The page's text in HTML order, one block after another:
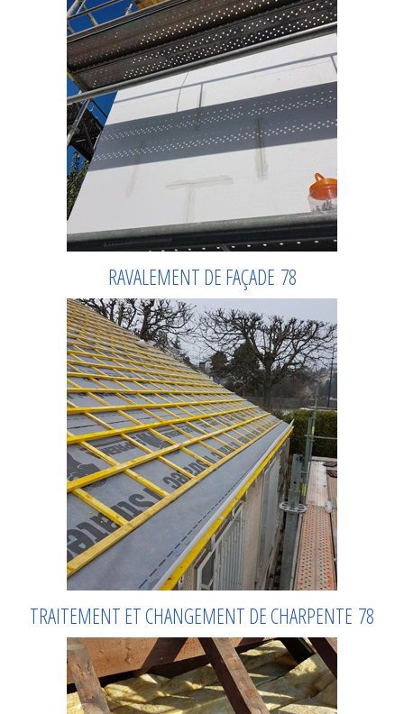
RAVALEMENT DE FAÇADE 78
TRAITEMENT ET CHANGEMENT DE CHARPENTE 78